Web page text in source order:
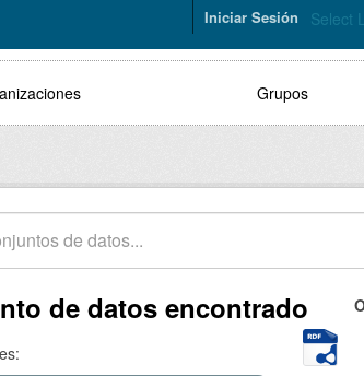
Select
Iniciar Sesión
Grupos
de datos encontrado